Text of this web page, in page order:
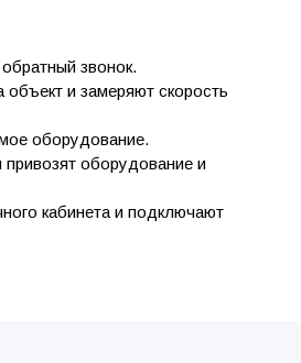
звонок.
и замеряют скорость
оборудование.
оборудование и
кабинета и подключают